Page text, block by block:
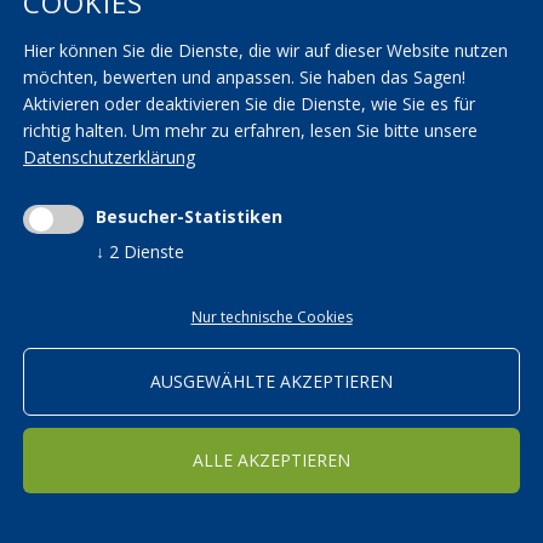
AGBs
Seminarräume
Transparenzbestimmungen
KVW Reisen
KVW Patronat
Impressum|Privacy|
kvwbildung@pec.rolmail.net
ORTSGRUPPEN
Bildung in den KVW Ortsgruppen
Hier können Sie die Dienste, die wir auf dieser Website nutzen
möchten, bewerten und anpassen. Sie haben das Sagen!
Aktivieren oder deaktivieren Sie die Dienste, wie Sie es für
richtig halten. Um mehr zu erfahren, lesen Sie bitte unsere
Datenschutzerklärung
Besucher-Statistiken
↓ 2 Dienste
Nur technische Cookies
AUSGEWÄHLTE AKZEPTIEREN
ALLE AKZEPTIEREN